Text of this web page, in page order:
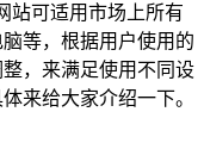
站可适用市场上所有
等，根据用户使用的
，来满足使用不同设
来给大家介绍一下。